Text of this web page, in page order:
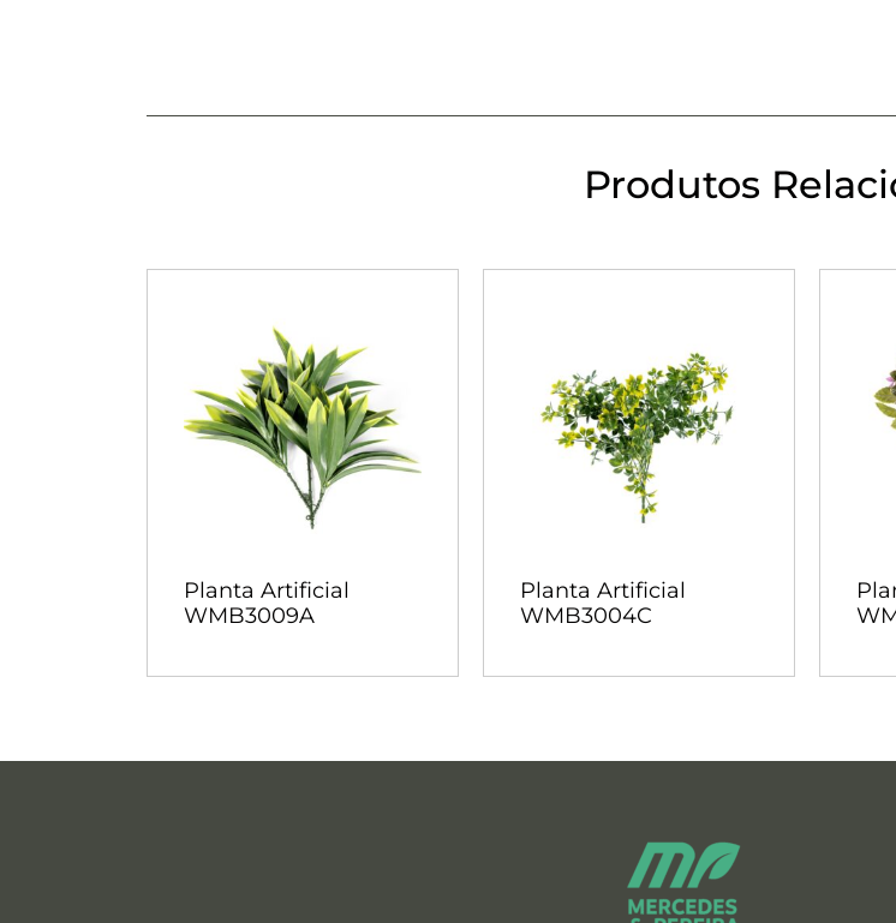
Produtos
Planta Artificial
WMB3009A
Planta Artificial
WMB3004C